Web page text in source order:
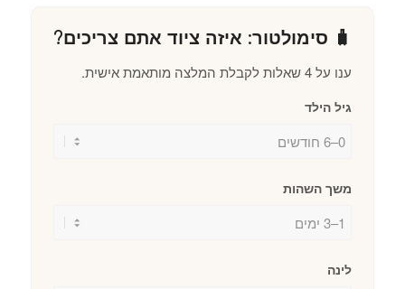
🧳 סימולטור: איזה ציוד אתם צריכים?
ענו על 4 שאלות לקבלת המלצה מותאמת אישית.
גיל הילד
משך השהות
לינה